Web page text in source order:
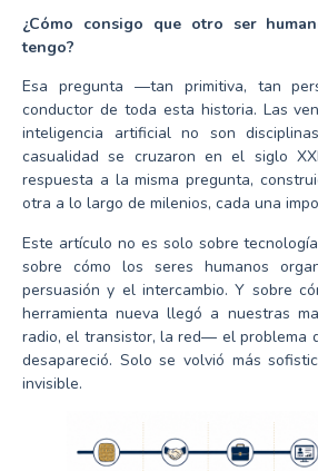
¿Cómo consigo que otro ser
tengo?
Esa pregunta —tan primitiva, tan
conductor de toda esta historia. Las
inteligencia artificial no son
casualidad se cruzaron en el siglo
respuesta a la misma pregunta,
otra a lo largo de milenios, cada una
Este artículo no es solo sobre
sobre cómo los seres humanos
persuasión y el intercambio. Y sobre
herramienta nueva llegó a nuestras
radio, el transistor, la red— el problema
desapareció. Solo se volvió más
invisible.